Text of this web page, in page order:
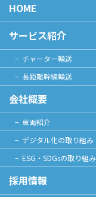
HOME
サービス紹介
チャーター輸送
長距離幹線輸送
会社概要
車両紹介
デジタル化の取り組み
ESG・SDGsの取り組み
採用情報